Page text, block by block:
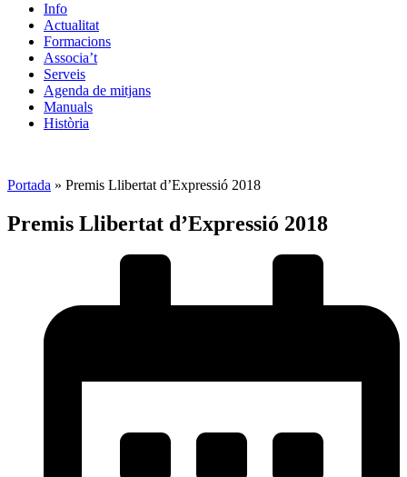
Info
Actualitat
Formacions
Associa’t
Serveis
Agenda de mitjans
Manuals
Història
Portada » Premis Llibertat d’Expressió 2018
Premis Llibertat d’Expressió 2018